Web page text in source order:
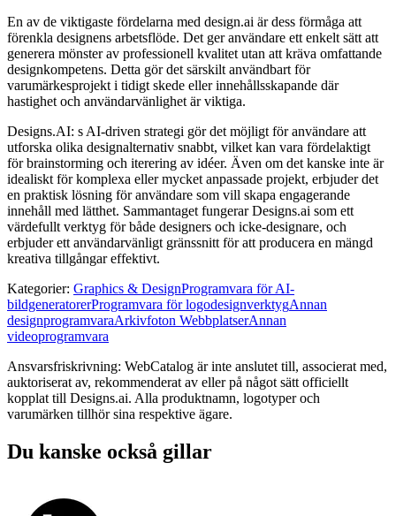
En av de viktigaste fördelarna med design.ai är dess förmåga att
förenkla designens arbetsflöde. Det ger användare ett enkelt sätt att
generera mönster av professionell kvalitet utan att kräva omfattande
designkompetens. Detta gör det särskilt användbart för
varumärkesprojekt i tidigt skede eller innehållsskapande där
hastighet och användarvänlighet är viktiga.
Designs.AI: s AI-driven strategi gör det möjligt för användare att
utforska olika designalternativ snabbt, vilket kan vara fördelaktigt
för brainstorming och iterering av idéer. Även om det kanske inte är
idealiskt för komplexa eller mycket anpassade projekt, erbjuder det
en praktisk lösning för användare som vill skapa engagerande
innehåll med lätthet. Sammantaget fungerar Designs.ai som ett
värdefullt verktyg för både designers och icke-designare, och
erbjuder ett användarvänligt gränssnitt för att producera en mängd
kreativa tillgångar effektivt.
Kategorier: Graphics & DesignProgramvara för AI-
bildgeneratorerProgramvara för logodesignverktygAnnan
designprogramvaraArkivfoton WebbplatserAnnan
videoprogramvara
Ansvarsfriskrivning: WebCatalog är inte anslutet till, associerat med,
auktoriserat av, rekommenderat av eller på något sätt officiellt
kopplat till Designs.ai. Alla produktnamn, logotyper och
varumärken tillhör sina respektive ägare.
Du kanske också gillar